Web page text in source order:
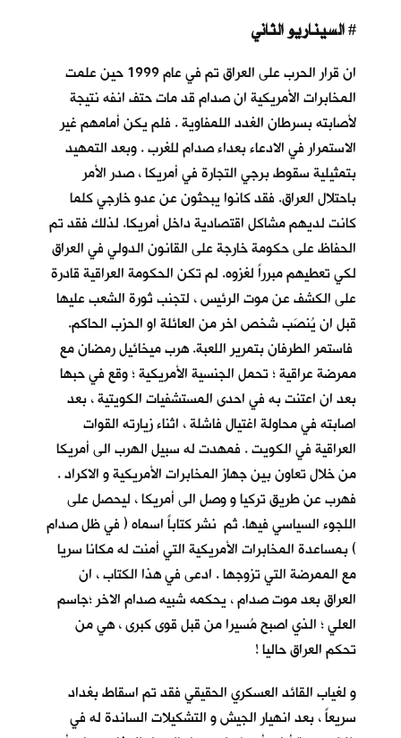
#
ان قرار الحرب على العراق تم في عام 1999 حين علمت
المخابرات الأمريكية ان صدام قد مات حتف انفه نتيجة
لأصابته بسرطان الغدد اللمفاوية . فلم يكن أمامهم غير
الاستمرار في الادعاء بعداء صدام للغرب . وبعد التمهيد
بتمثيلية سقوط برجي التجارة في أمريكا ، صدر الأمر
باحتلال العراق. فقد كانوا يبحثون عن عدو خارجي كلما
كانت لديهم مشاكل اقتصادية داخل أمريكا. لذلك فقد تم
الحفاظ على حكومة خارجة على القانون الدولي في العراق
لكي تعطيهم مبرراً لغزوه. لم تكن الحكومة العراقية قادرة
على الكشف عن موت الرئيس ، لتجنب ثورة الشعب عليها
قبل ان يُنصَب شخص اخر من العائلة او الحزب الحاكم.
فاستمر الطرفان بتمرير اللعبة. هرب ميخائيل رمضان مع
ممرضة عراقية ؛ تحمل الجنسية الأمريكية ؛ وقع في حبها
بعد ان اعتنت به في احدى المستشفيات الكويتية ، بعد
اصابته في محاولة اغتيال فاشلة ، اثناء زيارته القوات
العراقية في الكويت . فمهدت له سبيل الهرب الى أمريكا
من خلال تعاون بين جهاز المخابرات الأمريكية و الاكراد .
فهرب عن طريق تركيا و وصل الى أمريكا ، ليحصل على
اللجوء السياسي فيها. ثم نشر كتاباً اسماه ( في ظل صدام
) بمساعدة المخابرات الأمريكية التي أمنت له مكانا سريا
مع الممرضة التي تزوجها . ادعى في هذا الكتاب ، ان
العراق بعد موت صدام ، يحكمه شبيه صدام الاخر ؛جاسم
العلي ؛ الذي اصبح مُسيرا من قبل قوى كبرى ، هي من
تحكم العراق حاليا !
و لغياب القائد العسكري الحقيقي فقد تم اسقاط بغداد
سريعاً ، بعد انهيار الجيش و التشكيلات الساندة له في